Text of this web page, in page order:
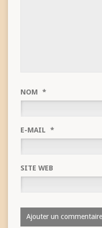
NOM *
E-MAIL *
SITE WEB